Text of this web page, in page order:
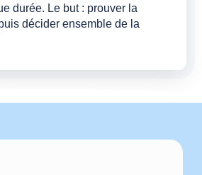
durée. Le but : prouver la
décider ensemble de la